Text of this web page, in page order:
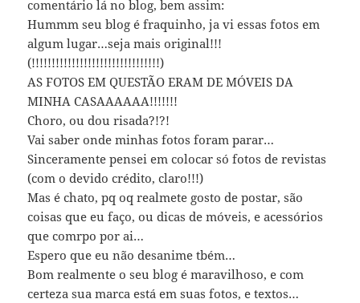
comentário lá no blog, bem assim:
Hummm seu blog é fraquinho, ja vi essas fotos em
algum lugar…seja mais original!!!
(!!!!!!!!!!!!!!!!!!!!!!!!!!!!!!!!)
AS FOTOS EM QUESTÃO ERAM DE MÓVEIS DA
MINHA CASAAAAAA!!!!!!!
Choro, ou dou risada?!?!
Vai saber onde minhas fotos foram parar…
Sinceramente pensei em colocar só fotos de revistas
(com o devido crédito, claro!!!)
Mas é chato, pq oq realmete gosto de postar, são
coisas que eu faço, ou dicas de móveis, e acessórios
que comrpo por ai…
Espero que eu não desanime tbém…
Bom realmente o seu blog é maravilhoso, e com
certeza sua marca está em suas fotos, e textos…